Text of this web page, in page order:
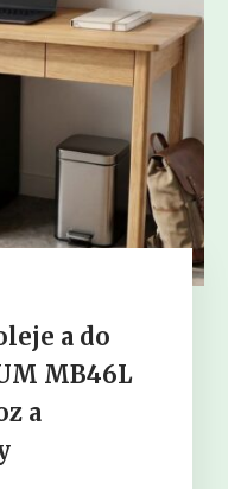
a do
MB46L
a